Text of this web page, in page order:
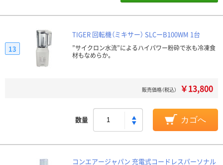
TIGER 回転機（ミキサー） SLCーB100WM 1台
”サイクロン水流”によるハイパワー粉砕で氷も冷凍食
材もなめらか。
13
販売価格（税込） ￥13,800
数量 カゴへ
コンエアージャパン 充電式コードレスパーソナル